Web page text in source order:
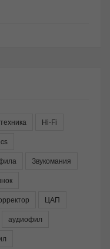
Hi-Fi
Звукомания
ЦАП
аудиофил